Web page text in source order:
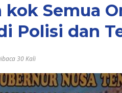
Semua
Polisi dan
30 Kali